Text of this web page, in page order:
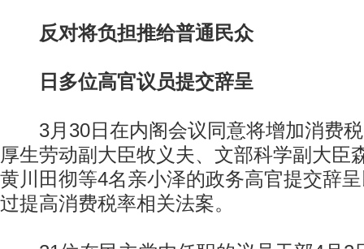
反对将负担推给普通民众
日多位高官议员提交辞呈
3月30日在内阁会议同意将增加消费税
厚生劳动副大臣牧义夫、文部科学副大臣
黄川田彻等4名亲小泽的政务高官提交辞
过提高消费税率相关法案。